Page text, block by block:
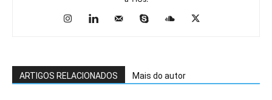
ARTIGOS RELACIONADOS Mais do autor